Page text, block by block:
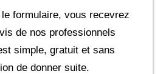
formulaire, vous recevrez
de nos professionnels
simple, gratuit et sans
de donner suite.